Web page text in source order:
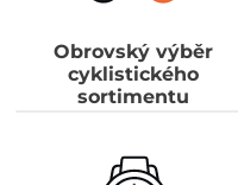
Obrovský výběr
cyklistického
sortimentu